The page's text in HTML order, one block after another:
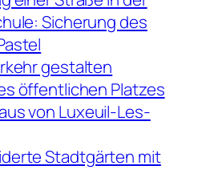
Sicherung des
gestalten
öffentlichen Platzes
von Luxeuil-Les-
Stadtgärten mit